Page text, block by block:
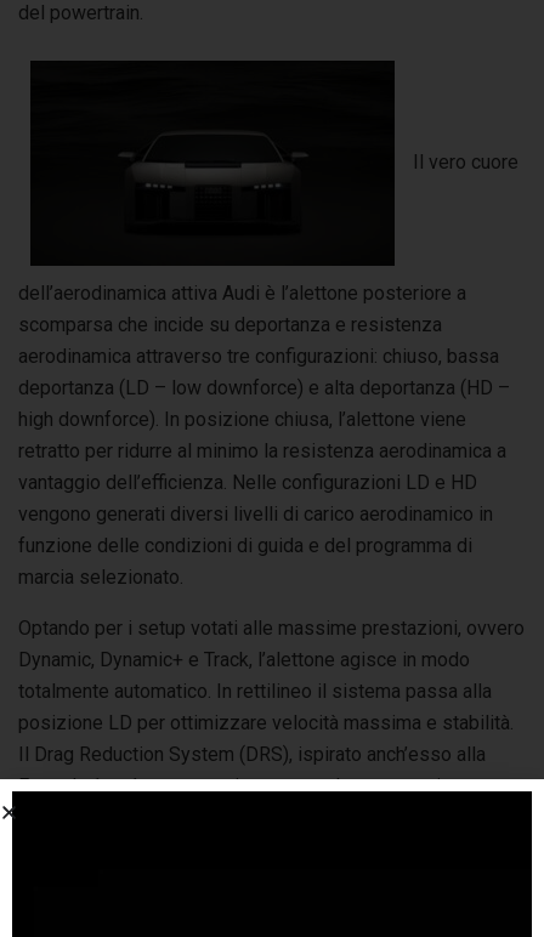
del powertrain.
Il vero cuore
dell’aerodinamica attiva Audi è l’alettone posteriore a
scomparsa che incide su deportanza e resistenza
aerodinamica attraverso tre configurazioni: chiuso, bassa
deportanza (LD – low downforce) e alta deportanza (HD –
high downforce). In posizione chiusa, l’alettone viene
retratto per ridurre al minimo la resistenza aerodinamica a
vantaggio dell’efficienza. Nelle configurazioni LD e HD
vengono generati diversi livelli di carico aerodinamico in
funzione delle condizioni di guida e del programma di
marcia selezionato.
Optando per i setup votati alle massime prestazioni, ovvero
Dynamic, Dynamic+ e Track, l’alettone agisce in modo
totalmente automatico. In rettilineo il sistema passa alla
posizione LD per ottimizzare velocità massima e stabilità.
Il Drag Reduction System (DRS), ispirato anch’esso alla
Formula 1, può essere attivato manualmente tramite un